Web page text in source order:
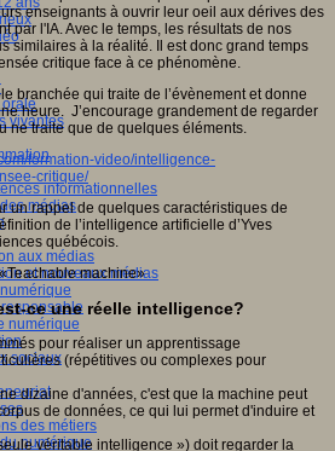
vivantes
informationnelles
médias
aux médias
et nouveaux médias
numérique
sociaux
des métiers
numérique
enseignants à ouvrir leur oeil aux dérives des
par l'IA. Avec le temps, les résultats de nos
similaires à la réalité. Il est donc grand temps
critique face à ce phénomène.
branchée qui traite de l’évènement et donne
heure. J’encourage grandement de regarder
ne traite que de quelques éléments.
formation-video/intelligence-
critique/
un rappel de quelques caractéristiques de
de l’intelligence artificielle d’Yves
québécois.
machine»
ce une réelle intelligence?
pour réaliser un apprentissage
(répétitives ou complexes pour
dizaine d'années, c'est que la machine peut
de données, ce qui lui permet d'induire et
véritable intelligence ») doit regarder la